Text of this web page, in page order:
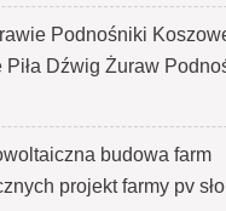
Podnośniki
Piła Dźwig Żuraw
budowa farm
projekt farmy pv